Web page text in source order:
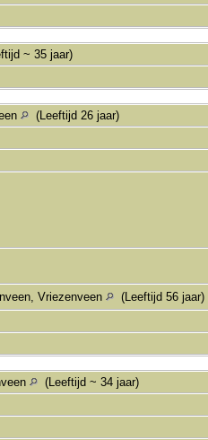
~ 35 jaar)
(Leeftijd 26 jaar)
Vriezenveen
(Leeftijd 56 jaar)
(Leeftijd ~ 34 jaar)